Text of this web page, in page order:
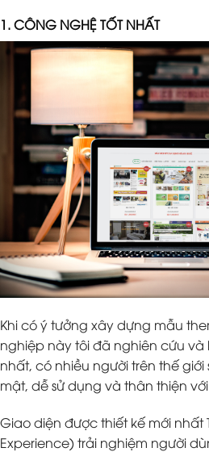
1. CÔNG NGHỆ TỐT NHẤT
Khi có ý tưởng xây dựng mẫu
nghiệp này tôi đã nghiên cứu
nhất, có nhiều người trên thế
mật, dễ sử dụng và thân thiện
Giao diện được thiết kế mới nhất
Experience) trải nghiệm người